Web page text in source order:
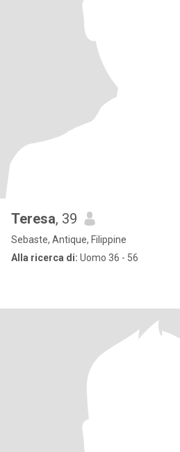
Teresa, 39
Sebaste, Antique, Filippine
Alla ricerca di: Uomo 36 - 56